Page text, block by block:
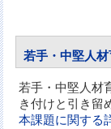
若手・中堅人
若手・中堅人材
き付けと引き留
本課題に関する